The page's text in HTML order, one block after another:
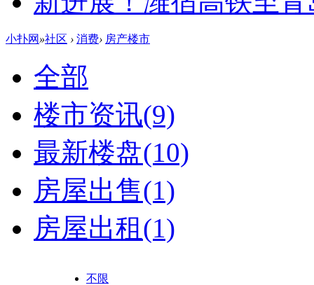
小扑网 »社区 › 消费› 房产楼市
全部
楼市资讯(9)
最新楼盘(10)
房屋出售(1)
房屋出租(1)
不限